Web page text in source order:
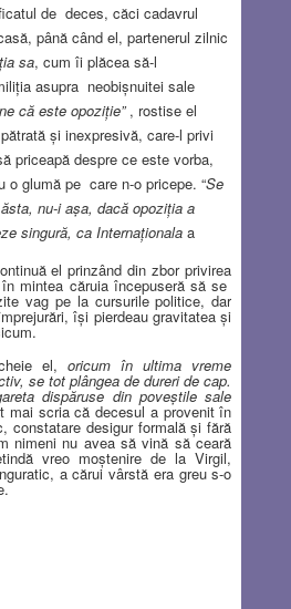
de deces, căci cadavrul
până când el, partenerul zilnic
sa, cum îi plăcea să-l
asupra neobişnuitei sale
că este opoziţie”, rostise el
şi inexpresivă, care-l privi
priceapă despre ce este vorba,
o glumă pe care n-o pricepe. “Se
ăsta, nu-i aşa, dacă opoziţia a
singură, ca Internaţionalaa
el prinzând din zbor privirea
mintea căruia începuseră să se
vag pe la cursurile politice, dar
îşi pierdeau gravitatea şi
el,oricum în ultima vreme
se tot plângea de dureri de cap.
dispăruse din poveştile sale
mai scria că decesul a provenit în
constatare desigur formală şi fără
nimeni nu avea să vină să ceară
vreo moştenire de la Virgil,
a cărui vârstă era greu s-o